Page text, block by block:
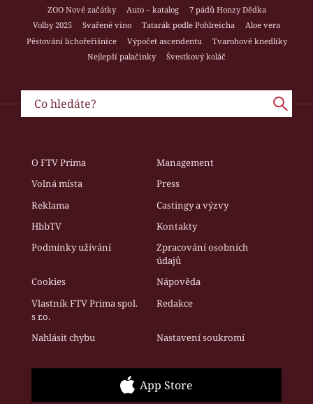
ZOO Nové začátky
Auto – katalog
7 pádů Honzy Dědka
Volby 2025
Svařené víno Tatarák podle Pohlreicha
Aloe vera
Pěstování lichořeřišnice
Výpočet ascendentu
Tvarohové knedlíky
Nejlepší palačinky
Švestkový koláč
O FTV Prima
Management
Volná místa
Press
Reklama
Castingy a výzvy
HbbTV
Kontakty
Podmínky užívání
Zpracování osobních
údajů
Cookies
Nápověda
Vlastník FTV Prima spol.
s r.o.
Redakce
Nahlásit chybu Nastavení soukromí
App Store